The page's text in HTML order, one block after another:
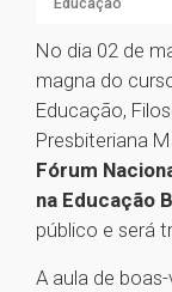
No dia 02 de
magna do
Educação,
Presbiteriana
Fórum
na Educação
público e será
A aula de